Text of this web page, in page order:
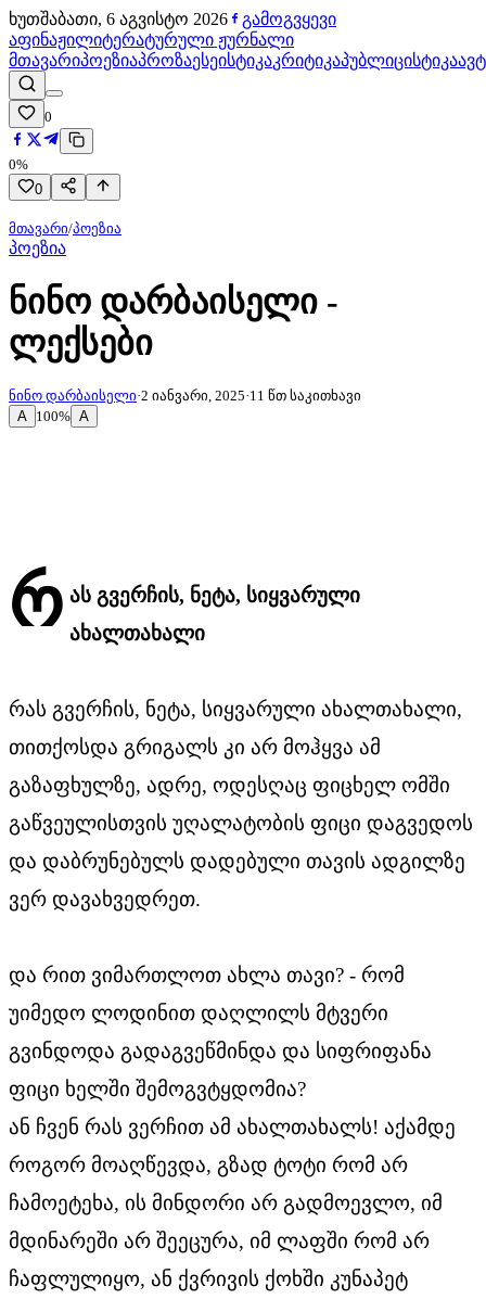
ხუთშაბათი, 6 აგვისტო 2026
გამოგვყევი
აფინაჟილიტერატურული ჟურნალი
მთავარიპოეზიაპროზაესეისტიკაკრიტიკაპუბლიცისტიკა
0
0%
0
მთავარი/პოეზია
პოეზია
ნინო დარბაისელი -
ლექსები
ნინო დარბაისელი·2 იანვარი, 2025·11 წთ საკითხავი
A 100% A
რ ას გვერჩის, ნეტა, სიყვარული
ახალთახალი
რას გვერჩის, ნეტა, სიყვარული ახალთახალი,
თითქოსდა გრიგალს კი არ მოჰყვა ამ
გაზაფხულზე, ადრე, ოდესღაც ფიცხელ ომში
გაწვეულისთვის უღალატობის ფიცი დაგვედოს
და დაბრუნებულს დადებული თავის ადგილზე
ვერ დავახვედრეთ.
და რით ვიმართლოთ ახლა თავი? - რომ
უიმედო ლოდინით დაღლილს მტვერი
გვინდოდა გადაგვეწმინდა და სიფრიფანა
ფიცი ხელში შემოგვტყდომია?
ან ჩვენ რას ვერჩით ამ ახალთახალს! აქამდე
როგორ მოაღწევდა, გზად ტოტი რომ არ
ჩამოეტეხა, ის მინდორი არ გადმოევლო, იმ
მდინარეში არ შეეცურა, იმ ლაფში რომ არ
ჩაფლულიყო, ან ქვრივის ქოხში კუნაპეტ